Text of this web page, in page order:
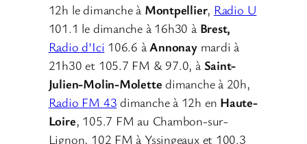
12h le dimanche à Montpellier, Radio U
101.1 le dimanche à 16h30 à Brest,
Radio d’Ici 106.6 à Annonay mardi à
21h30 et 105.7 FM & 97.0, à Saint-
Julien-Molin-Molette dimanche à 20h,
Radio FM 43 dimanche à 12h en Haute-
Loire, 105.7 FM au Chambon-sur-
Lignon, 102 FM à Yssingeaux et 100.3